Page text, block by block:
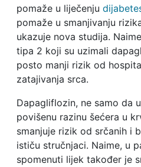
pomaže u liječenju
pomaže u smanjivanju
ukazuje nova studija.
tipa 2 koji su uzimali
posto manji rizik od
zatajivanja srca.
Dapagliflozin, ne samo da
povišenu razinu šećera u
smanjuje rizik od srčanih i
ističu stručnjaci. Naime, u
spomenuti lijek također je